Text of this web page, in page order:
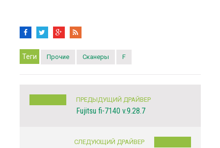
Теги Прочие Сканеры F
ПРЕДЫДУЩИЙ ДРАЙВЕР
Fujitsu fi-7140 v.9.28.7
СЛЕДУЮЩИЙ ДРАЙВЕР